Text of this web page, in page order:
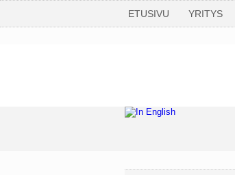
ETUSIVU YRITYS